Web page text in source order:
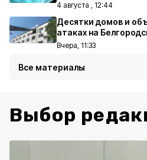
4 августа , 12:44
Десятки домов и
атаках на
Вчера, 11:33
Все материалы
Выбор